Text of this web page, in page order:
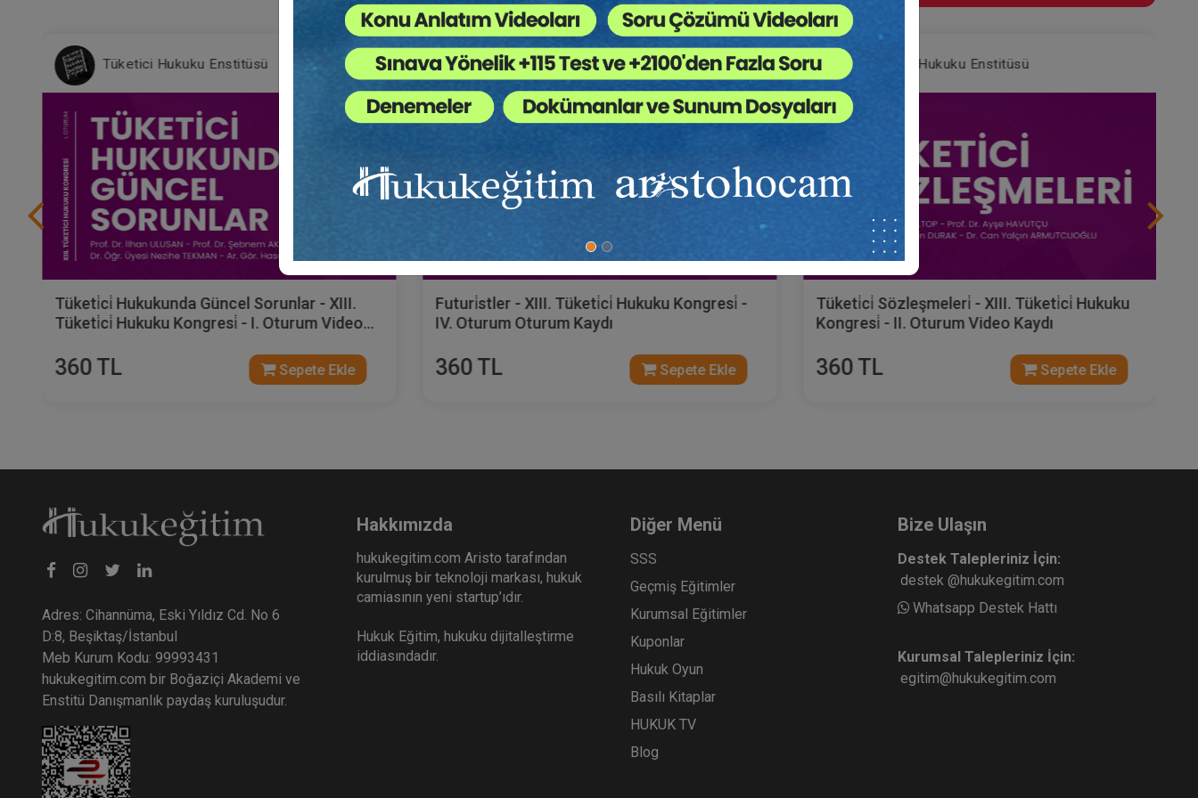
Tüketici Hukuku Enstitüsü
Tüketi̇ci̇ Hukukunda Güncel Sorunlar - XIII.
Tüketi̇ci̇ Hukuku Kongresi̇ - I. Oturum Video
360 TL Sepete Ekle
Tüketici Hukuku Enstitüsü
Futuri̇stler - XIII. Tüketi̇ci̇ Hukuku Kongresi̇ -
IV. Oturum Oturum Kaydı
360 TL Sepete Ekle
Tüketici Hukuku Enstitüsü
Tüketi̇ci̇ Sözleşmeleri̇ - XIII. Tüketi̇ci̇ Hukuku
Kongresi̇ - II. Oturum Video Kaydı
360 TL Sepete Ekle
Adres: Cihannüma, Eski Yıldız Cd. No 6
D:8, Beşiktaş/İstanbul
Meb Kurum Kodu: 99993431
hukukegitim.com bir Boğaziçi Akademi ve
Enstitü Danışmanlık paydaş kuruluşudur.
Hakkımızda
hukukegitim.com Aristo tarafından
kurulmuş bir teknoloji markası, hukuk
camiasının yeni startup’ıdır.
Hukuk Eğitim, hukuku dijitalleştirme
iddiasındadır.
Diğer Menü
SSS
Geçmiş Eğitimler
Kurumsal Eğitimler
Kuponlar
Hukuk Oyun
Basılı Kitaplar
HUKUK TV
Blog
Bize Ulaşın
Destek Talepleriniz İçin:
destek @hukukegitim.com
Whatsapp Destek Hattı
Kurumsal Talepleriniz İçin:
egitim@hukukegitim.com